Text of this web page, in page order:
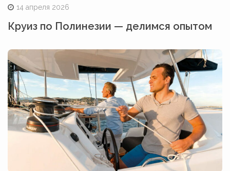
14 апреля 2026
Круиз по Полинезии — делимся опытом